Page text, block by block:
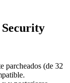
Security
parcheados (de 32